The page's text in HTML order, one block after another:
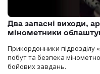
Два запасні виходи,
мінометники
Прикордонники
побут та безпека
бойових завдань.